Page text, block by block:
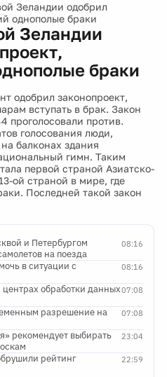
Зеландии одобрил
однополые браки
Зеландии
браки
одобрил законопроект,
вступать в брак. Закон
проголосовали против.
голосования люди,
балконах здания
гимн. Таким
первой страной Азиатско-
ой страной в мире, где
Последней такой закон
08:16
и Петербургом
на поезда
08:16
в ситуации с
07:08
обработки данных
07:08
разрешение на
23:04
рекомендует выбирать
22:59
рейтинг